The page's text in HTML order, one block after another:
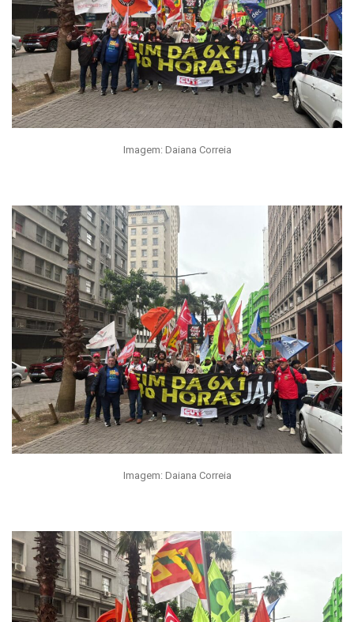
Imagem: Daiana Correia
Imagem: Daiana Correia